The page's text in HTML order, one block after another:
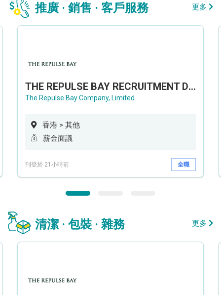
推廣 · 銷售 · 客戶服務 更多
THE REPULSE BAY RECRUITMENT DAY 淺水灣影灣園人才招聘會
The Repulse Bay Company, Limited
香港 > 其他
薪金面議
刊登於 21小時前 全職
清潔 · 包裝 · 雜務 更多